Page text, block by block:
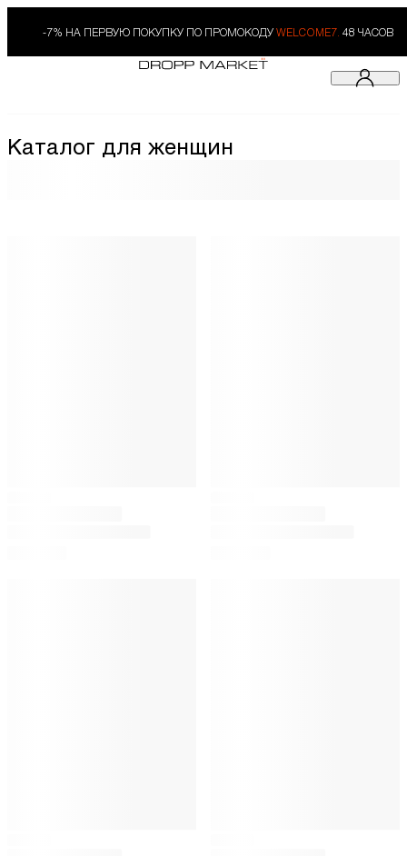
-7% НА ПЕРВУЮ ПОКУПКУ ПО ПРОМОКОДУ WELCOME7. 48 ЧАСОВ
Каталог для женщин